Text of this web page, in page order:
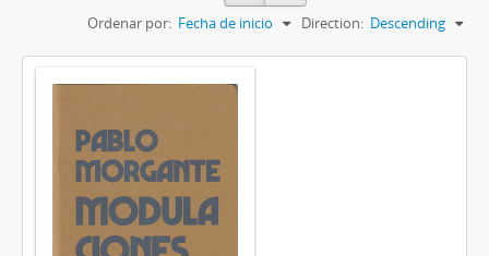
Ordenar por: Fecha de inicio Direction: Descending